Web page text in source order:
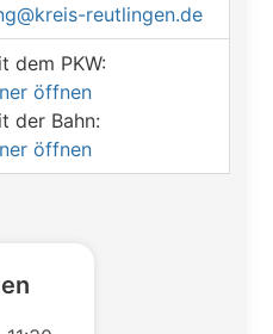
reutlingen.de
dem PKW:
öffnen
der Bahn:
öffnen